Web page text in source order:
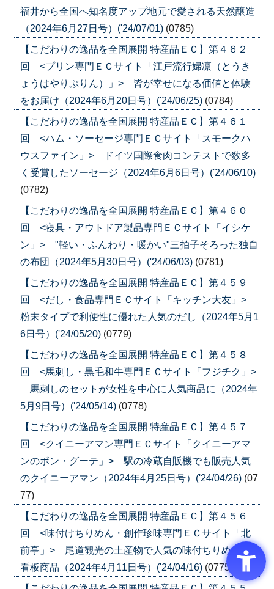
福井から全国へ知名度アップ地元で愛される天然醸造
（2024年6月27日号）('24/07/01) (0785)
【こだわりの逸品を全国展開 特産品ＥＣ】第４６２
回 <プリン専門ＥＣサイト「江戸流行婦凛（とうき
ょうはやりぷりん）」> 皆が幸せになる価値と体験
をお届け（2024年6月20日号）('24/06/25) (0784)
【こだわりの逸品を全国展開 特産品ＥＣ】第４６１
回 <ハム・ソーセージ専門ＥＣサイト「スモークハ
ウスファイン」> ドイツ国際食肉コンテストで数多
く受賞したソーセージ（2024年6月6日号）('24/06/10)
(0782)
【こだわりの逸品を全国展開 特産品ＥＣ】第４６０
回 <寝具・アウトドア製品専門ＥＣサイト「イシケ
ン」> "軽い・ふんわり・暖かい"三拍子そろった独自
の布団（2024年5月30日号）('24/06/03) (0781)
【こだわりの逸品を全国展開 特産品ＥＣ】第４５９
回 <だし・食品専門ＥＣサイト「キッチン大友」>
粉末タイプで利便性に優れた人気のだし（2024年5月1
6日号）('24/05/20) (0779)
【こだわりの逸品を全国展開 特産品ＥＣ】第４５８
回 <馬刺し・黒毛和牛専門ＥＣサイト「フジチク」>
馬刺しのセットが女性を中心に人気商品に（2024年
5月9日号）('24/05/14) (0778)
【こだわりの逸品を全国展開 特産品ＥＣ】第４５７
回 <クイニーアマン専門ＥＣサイト「クイニーアマ
ンのボン・グーテ」> 駅の冷蔵自販機でも販売人気
のクイニーアマン（2024年4月25日号）('24/04/26) (07
77)
【こだわりの逸品を全国展開 特産品ＥＣ】第４５６
回 <味付けちりめん・創作珍味専門ＥＣサイト「北
前亭」> 尾道観光の土産物で人気の味付ちりめんが
看板商品（2024年4月11日号）('24/04/16) (0775)